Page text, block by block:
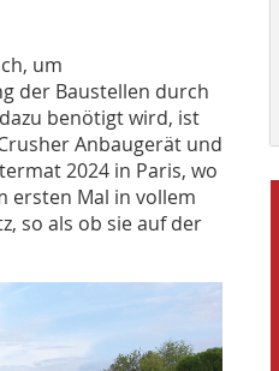
um
der Baustellen durch
benötigt wird, ist
Anbaugerät und
2024 in Paris, wo
ersten Mal in vollem
so als ob sie auf der